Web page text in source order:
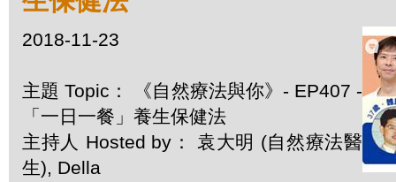
2018-11-23
主題 Topic： 《自然療法與你》- EP407 -
「一日一餐」養生保健法
主持人 Hosted by： 袁大明 (自然療法醫
生), Della